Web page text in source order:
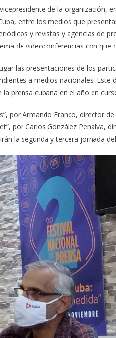
de la organización,
entre los medios que
y revistas y agencias de
de videoconferencias con que
las presentaciones de los
a medios nacionales.
prensa cubana en el año en
por Armando Franco, director
por Carlos González Penalva,
la segunda y tercera jornada